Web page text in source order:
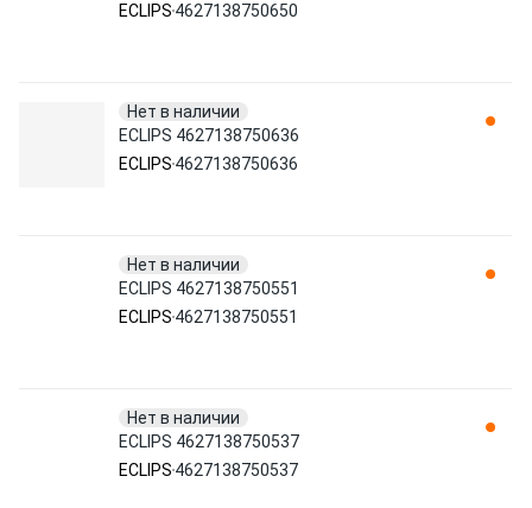
ECLIPS 4627138750650
Нет в наличии
ECLIPS 4627138750636
ECLIPS 4627138750636
Нет в наличии
ECLIPS 4627138750551
ECLIPS 4627138750551
Нет в наличии
ECLIPS 4627138750537
ECLIPS 4627138750537